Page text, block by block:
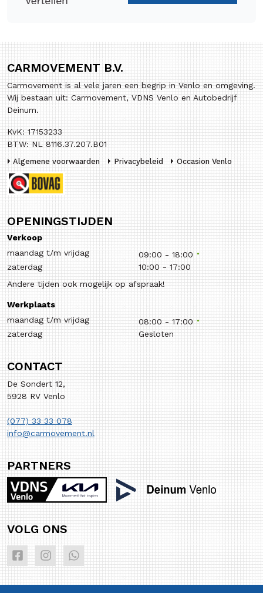
CARMOVEMENT B.V.
Carmovement is al vele jaren een begrip in Venlo en omgeving.
Wij bestaan uit: Carmovement, VDNS Venlo en Autobedrijf
Deinum.
KvK: 17153233
BTW: NL 8116.37.207.B01
Algemene voorwaarden Privacybeleid Occasion Venlo
OPENINGSTIJDEN
Verkoop
maandag t/m vrijdag
09:00 - 18:00
zaterdag
10:00 - 17:00
Andere tijden ook mogelijk op afspraak!
Werkplaats
maandag t/m vrijdag
08:00- 17:00
zaterdag
Gesloten
PARTNERS
VOLG ONS
CONTACT
De Sondert 12,
5928 RV Venlo
(077) 33 33 078
info@carmovement.nl